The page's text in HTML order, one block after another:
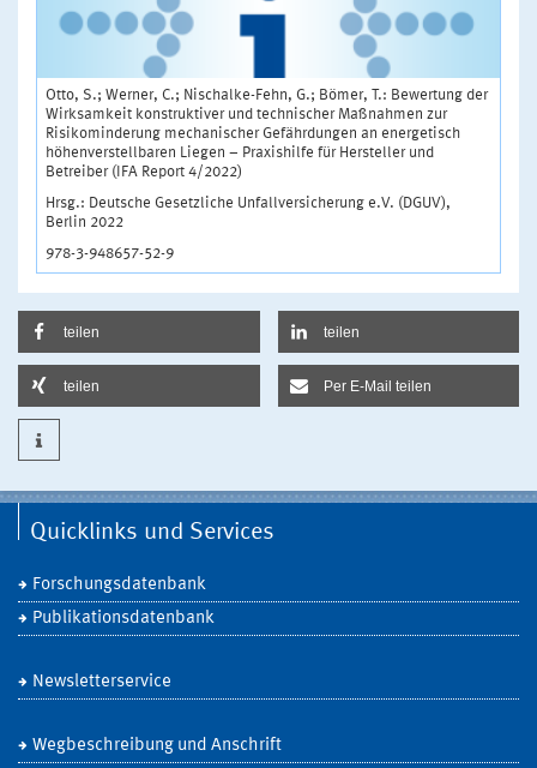
Otto, S.; Werner, C.; Nischalke-Fehn, G.; Bömer, T.: Bewertung der
Wirksamkeit konstruktiver und technischer Maßnahmen zur
Risikominderung mechanischer Gefährdungen an energetisch
höhenverstellbaren Liegen – Praxishilfe für Hersteller und
Betreiber (IFA Report 4/2022)
Hrsg.: Deutsche Gesetzliche Unfallversicherung e.V. (DGUV),
Berlin 2022
978-3-948657-52-9
teilen teilen
teilen Per E-Mail teilen
Quicklinks und Services
Forschungsdatenbank
Publikationsdatenbank
Newsletterservice
Wegbeschreibung und Anschrift